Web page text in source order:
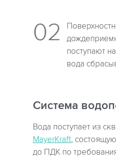
поступают
вода
Система
Вода поступает из
MayerKraft,
до ПДК по